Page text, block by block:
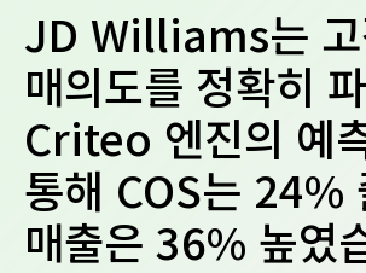
JD Williams는 고
매의도를 정확히
Criteo 엔진의 예
통해 COS는 24%
매출은 36% 높였